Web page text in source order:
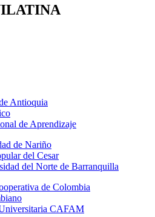
Antioquia
de Aprendizaje
de Nariño
del Cesar
del Norte de Barranquilla
de Colombia
CAFAM